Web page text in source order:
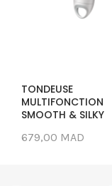
TONDEUSE
MULTIFONCTION
SMOOTH & SILKY
679,00 MAD